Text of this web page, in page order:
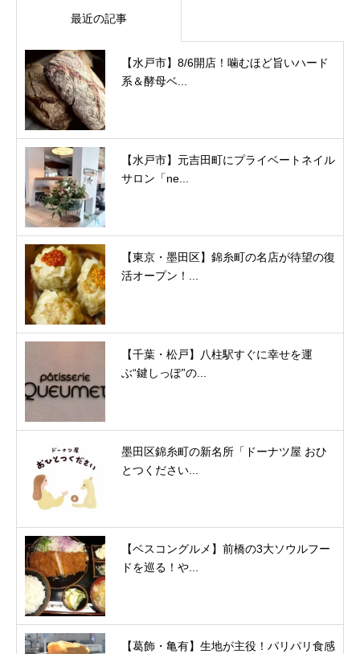
最近の記事
【水戸市】8/6開店！噛むほど旨いハード
系＆酵母ベ...
【水戸市】元吉田町にプライベートネイル
サロン「ne...
【東京・墨田区】錦糸町の名店が待望の復
活オープン！...
【千葉・松戸】八柱駅すぐに幸せを運
ぶ“鍵しっぽ”の...
墨田区錦糸町の新名所「ドーナツ屋 おひ
とつください...
【ベスコングルメ】前橋の3大ソウルフー
ドを巡る！や...
【葛飾・亀有】生地が主役！パリパリ食感